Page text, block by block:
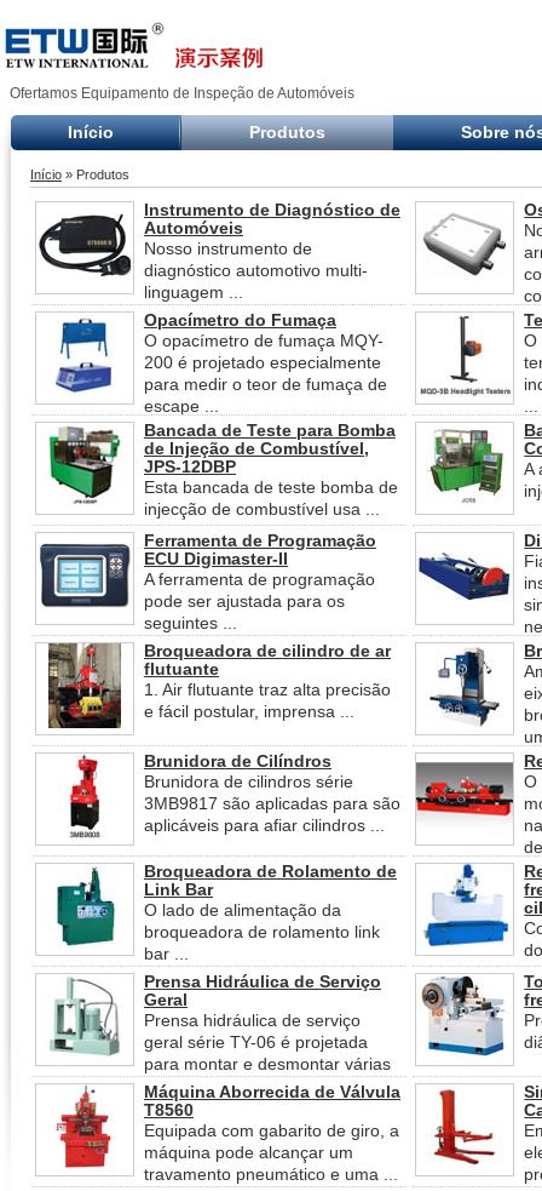
Ofertamos Equipamento de Inspeção de Automóveis
Início Produtos Sobre
Início » Produtos
Instrumento de Diagnóstico de
Automóveis
Nosso instrumento de
diagnóstico automotivo multi-
linguagem ...
Opacímetro do Fumaça
O opacímetro de fumaça MQY-
200 é projetado especialmente
para medir o teor de fumaça de
escape ...
O
Bancada de Teste para Bomba
de Injeção de Combustível,
JPS-12DBP
Esta bancada de teste bomba de
injecção de combustível usa ...
A
Ferramenta de Programação
ECU Digimaster-II
A ferramenta de programação
pode ser ajustada para os
seguintes ...
Broqueadora de cilindro de ar
flutuante
1. Air flutuante traz alta precisão
e fácil postular, imprensa ...
Brunidora de Cilíndros
Brunidora de cilindros série
3MB9817 são aplicadas para são
aplicáveis para afiar cilindros ...
O
Broqueadora de Rolamento de
Link Bar
O lado de alimentação da
broqueadora de rolamento link
bar ...
Prensa Hidráulica de Serviço
Geral
Prensa hidráulica de serviço
geral série TY-06 é projetada
para montar e desmontar várias
partes ...
Máquina Aborrecida de Válvula
T8560
Equipada com gabarito de giro, a
máquina pode alcançar um
travamento pneumático e uma ...